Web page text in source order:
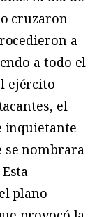
cruzaron
a
a todo el
ejército
el
inquietante
se nombrara
plano